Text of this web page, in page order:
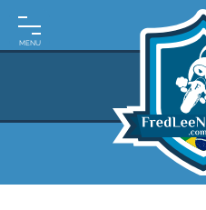
INÍCIO